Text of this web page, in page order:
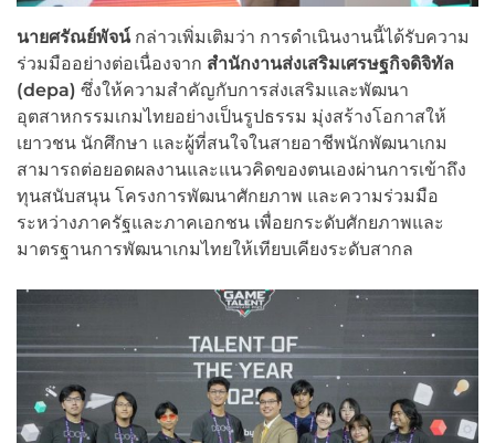
นายศรัณย์พัจน์ กล่าวเพิ่มเติมว่า การดำเนินงานนี้ได้รับความ
ร่วมมืออย่างต่อเนื่องจาก สำนักงานส่งเสริมเศรษฐกิจดิจิทัล
(depa) ซึ่งให้ความสำคัญกับการส่งเสริมและพัฒนา
อุตสาหกรรมเกมไทยอย่างเป็นรูปธรรม มุ่งสร้างโอกาสให้
เยาวชน นักศึกษา และผู้ที่สนใจในสายอาชีพนักพัฒนาเกม
สามารถต่อยอดผลงานและแนวคิดของตนเองผ่านการเข้าถึง
ทุนสนับสนุน โครงการพัฒนาศักยภาพ และความร่วมมือ
ระหว่างภาครัฐและภาคเอกชน เพื่อยกระดับศักยภาพและ
มาตรฐานการพัฒนาเกมไทยให้เทียบเคียงระดับสากล